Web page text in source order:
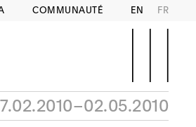
COMMUNAUTÉ EN FR